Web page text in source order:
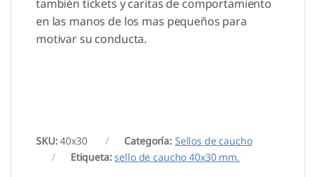
también tickets y carítas de comportamiento
en las manos de los mas pequeños para
motivar su conducta.
SKU:40x30 Categoría: Sellos de caucho
Etiqueta:sello de caucho 40x30 mm.